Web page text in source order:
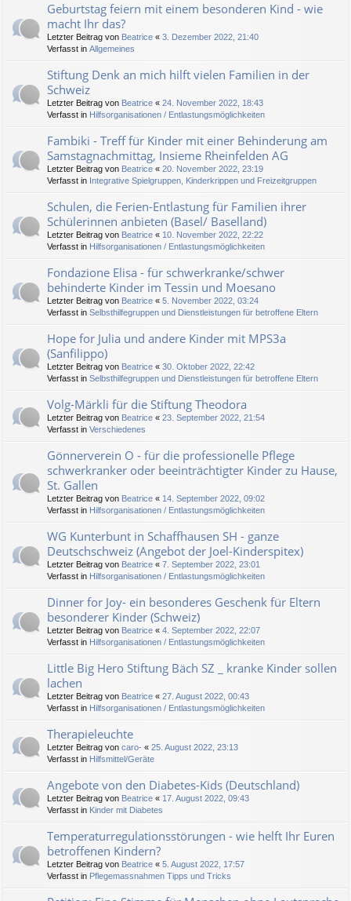
Geburtstag feiern mit einem besonderen Kind - wie
macht Ihr das?
Letzter Beitrag von Beatrice « 3. Dezember 2022, 21:40
Verfasst in Allgemeines
Stiftung Denk an mich hilft vielen Familien in der
Schweiz
Letzter Beitrag von Beatrice « 24. November 2022, 18:43
Verfasst in Hilfsorganisationen / Entlastungsmöglichkeiten
Fambiki - Treff für Kinder mit einer Behinderung am
Samstagnachmittag, Insieme Rheinfelden AG
Letzter Beitrag von Beatrice « 20. November 2022, 23:19
Verfasst in Integrative Spielgruppen, Kinderkrippen und Freizeitgruppen
Schulen, die Ferien-Entlastung für Familien ihrer
Schülerinnen anbieten (Basel/ Baselland)
Letzter Beitrag von Beatrice « 10. November 2022, 22:22
Verfasst in Hilfsorganisationen / Entlastungsmöglichkeiten
Fondazione Elisa - für schwerkranke/schwer
behinderte Kinder im Tessin und Moesano
Letzter Beitrag von Beatrice « 5. November 2022, 03:24
Verfasst in Selbsthilfegruppen und Dienstleistungen für betroffene Eltern
Hope for Julia und andere Kinder mit MPS3a
(Sanfilippo)
Letzter Beitrag von Beatrice « 30. Oktober 2022, 22:42
Verfasst in Selbsthilfegruppen und Dienstleistungen für betroffene Eltern
Volg-Märkli für die Stiftung Theodora
Letzter Beitrag von Beatrice « 23. September 2022, 21:54
Verfasst in Verschiedenes
Gönnerverein O - für die professionelle Pflege
schwerkranker oder beeinträchtigter Kinder zu Hause,
St. Gallen
Letzter Beitrag von Beatrice « 14. September 2022, 09:02
Verfasst in Hilfsorganisationen / Entlastungsmöglichkeiten
WG Kunterbunt in Schaffhausen SH - ganze
Deutschschweiz (Angebot der Joel-Kinderspitex)
Letzter Beitrag von Beatrice « 7. September 2022, 23:01
Verfasst in Hilfsorganisationen / Entlastungsmöglichkeiten
Dinner for Joy- ein besonderes Geschenk für Eltern
besonderer Kinder (Schweiz)
Letzter Beitrag von Beatrice « 4. September 2022, 22:07
Verfasst in Hilfsorganisationen / Entlastungsmöglichkeiten
Little Big Hero Stiftung Bäch SZ _ kranke Kinder sollen
lachen
Letzter Beitrag von Beatrice « 27. August 2022, 00:43
Verfasst in Hilfsorganisationen / Entlastungsmöglichkeiten
Therapieleuchte
Letzter Beitrag von caro- « 25. August 2022, 23:13
Verfasst in Hilfsmittel/Geräte
Angebote von den Diabetes-Kids (Deutschland)
Letzter Beitrag von Beatrice « 17. August 2022, 09:43
Verfasst in Kinder mit Diabetes
Temperaturregulationsstörungen - wie helft Ihr Euren
betroffenen Kindern?
Letzter Beitrag von Beatrice « 5. August 2022, 17:57
Verfasst in Pflegemassnahmen Tipps und Tricks